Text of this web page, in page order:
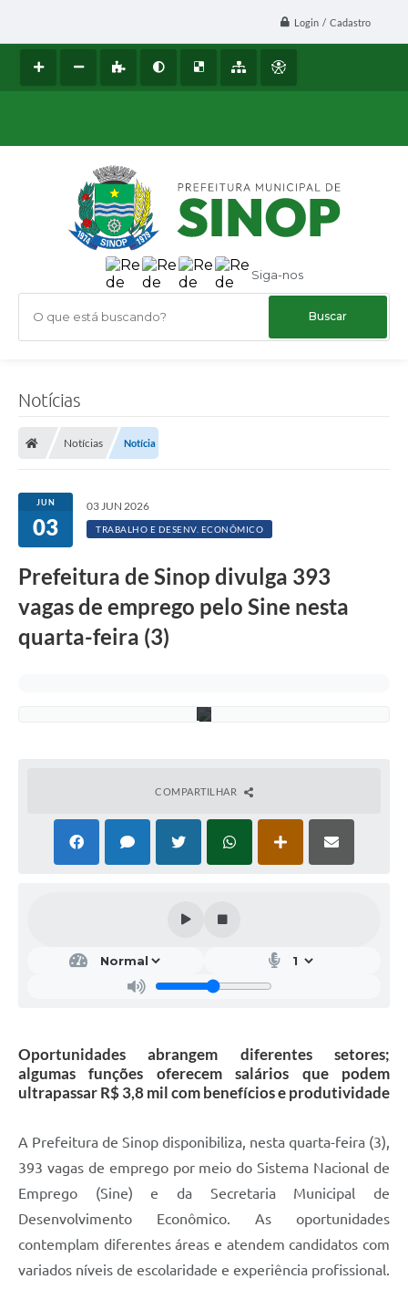
Login / Cadastro
Siga-nos
O que está buscando?
Notícias
Notícias Notícia
JUN
03
03 JUN 2026
TRABALHO E DESENV. ECONÔMICO
Prefeitura de Sinop divulga 393
vagas de emprego pelo Sine nesta
quarta-feira (3)
s
l
y
t
COMPARTILHAR
Oportunidades abrangem diferentes setores;
algumas funções oferecem salários que podem
ultrapassar R$ 3,8 mil com benefícios e produtividade
A Prefeitura de Sinop disponibiliza, nesta quarta-feira (3),
393 vagas de emprego por meio do Sistema Nacional de
Emprego (Sine) e da Secretaria Municipal de
Desenvolvimento Econômico. As oportunidades
contemplam diferentes áreas e atendem candidatos com
variados níveis de escolaridade e experiência profissional.